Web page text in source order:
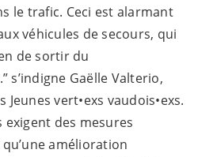
le trafic. Ceci est alarmant
véhicules de secours, qui
de sortir du
s’indigne Gaëlle Valterio,
Jeunes vert•exs vaudois•exs.
exigent des mesures
amélioration